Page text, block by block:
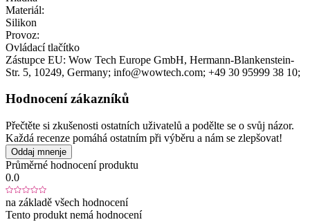
Materiál:
Silikon
Provoz:
Ovládací tlačítko
Zástupce EU: Wow Tech Europe GmbH, Hermann-Blankenstein-
Str. 5, 10249, Germany; info@wowtech.com; +49 30 95999 38 10;
Hodnocení zákazníků
Přečtěte si zkušenosti ostatních uživatelů a podělte se o svůj názor.
Každá recenze pomáhá ostatním při výběru a nám se zlepšovat!
Oddaj mnenje
Průměrné hodnocení produktu
0.0
na základě všech hodnocení
Tento produkt nemá hodnocení